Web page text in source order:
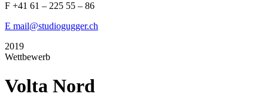
F +41 61 – 225 55 – 86
E mail@studiogugger.ch
2019
Wettbewerb
Volta Nord